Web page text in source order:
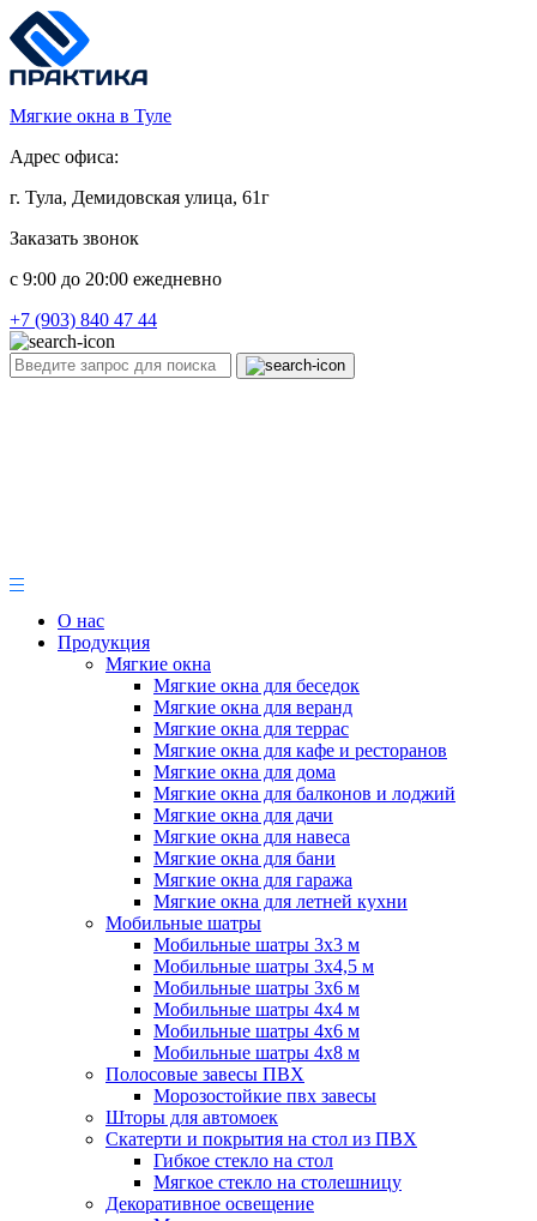
Мягкие окна в Туле
Адрес офиса:
г. Тула, Демидовская улица, 61г
Заказать звонок
c 9:00 до 20:00 ежедневно
+7 (903) 840 47 44
О нас
Продукция
Мягкие окна
Мягкие окна для беседок
Мягкие окна для веранд
Мягкие окна для террас
Мягкие окна для кафе и ресторанов
Мягкие окна для дома
Мягкие окна для балконов и лоджий
Мягкие окна для дачи
Мягкие окна для навеса
Мягкие окна для бани
Мягкие окна для гаража
Мягкие окна для летней кухни
Мобильные шатры
Мобильные шатры 3х3 м
Мобильные шатры 3х4,5 м
Мобильные шатры 3х6 м
Мобильные шатры 4х4 м
Мобильные шатры 4х6 м
Мобильные шатры 4х8 м
Полосовые завесы ПВХ
Морозостойкие пвх завесы
Шторы для автомоек
Скатерти и покрытия на стол из ПВХ
Гибкое стекло на стол
Мягкое стекло на столешницу
Декоративное освещение